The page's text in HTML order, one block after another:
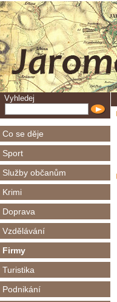
Vyhledej
Co se děje
Sport
Služby občanům
Krimi
Doprava
Vzdělávání
Firmy
Turistika
Podnikání